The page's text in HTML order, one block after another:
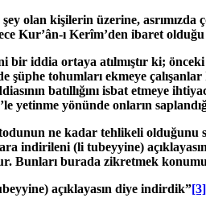
olan kişilerin üzerine,
Kur’ân-ı Kerîm’den ibaret
bir iddia ortaya atılmıştır ki;
tohumları ekmeye çalışanlar
batıllığını isbat etmeye
yetinme yönünde onların
ne kadar tehlikeli olduğunu
indirileni (li tubeyyine)
Bunları burada zikretmek
açıklayasın diye indirdik”[3]